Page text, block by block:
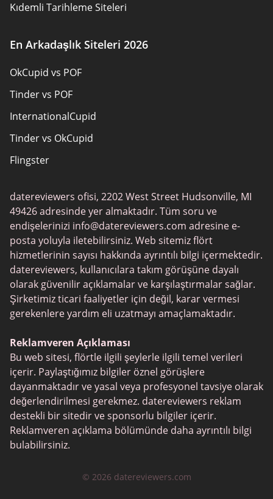
Kıdemli Tarihleme Siteleri
Yerel Bekarlar Çevrimiçi
Oyun Tarihleme
Tarihleme Uygulamaları
Yetişkin Tarihleme Siteleri
Cougar Tarihleme Siteleri
Svingci Siteleri
Hıristiyan Arkadaslik Siteleri
Çiftçiler Tarihleme
En Arkadaşlık Siteleri 2026
OkCupid vs POF
Tinder vs POF
InternationalCupid
Tinder vs OkCupid
Flingster
Chat Avenue
Zoosk vs Match
POF vs Match
Feabie
eHarmony vs OkCupid
TenderMeets
Together2Night
SPDate
Fetlife
Alua
TinyChat
Mini Chat
datereviewers ofisi, 2202 West Street Hudsonville, MI
49426 adresinde yer almaktadır. Tüm soru ve
endişelerinizi info@datereviewers.com adresine e-
posta yoluyla iletebilirsiniz. Web sitemiz flört
hizmetlerinin sayısı hakkında ayrıntılı bilgi içermektedir.
datereviewers, kullanıcılara takım görüşüne dayalı
olarak güvenilir açıklamalar ve karşılaştırmalar sağlar.
Şirketimiz ticari faaliyetler için değil, karar vermesi
gerekenlere yardım eli uzatmayı amaçlamaktadır.
Reklamveren Açıklaması
Bu web sitesi, flörtle ilgili şeylerle ilgili temel verileri
içerir. Paylaştığımız bilgiler öznel görüşlere
dayanmaktadır ve yasal veya profesyonel tavsiye olarak
değerlendirilmesi gerekmez. datereviewers reklam
destekli bir sitedir ve sponsorlu bilgiler içerir.
Reklamveren açıklama bölümünde daha ayrıntılı bilgi
bulabilirsiniz.
© 2026 datereviewers.com